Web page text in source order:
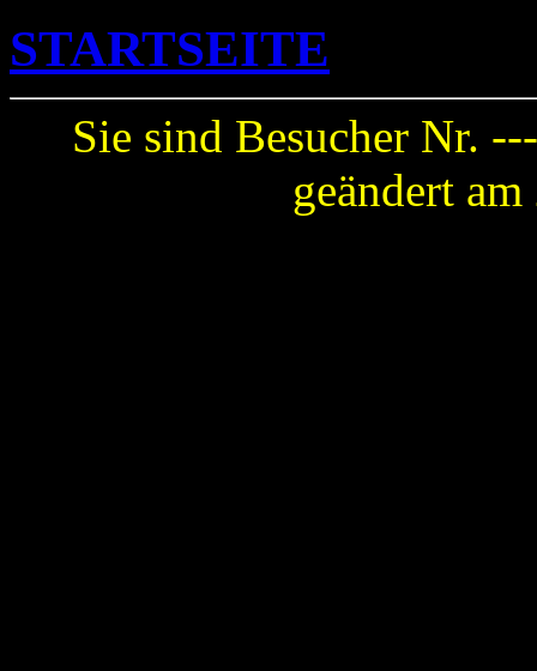
STARTSEITE
Sie sind Besucher Nr.
geändert